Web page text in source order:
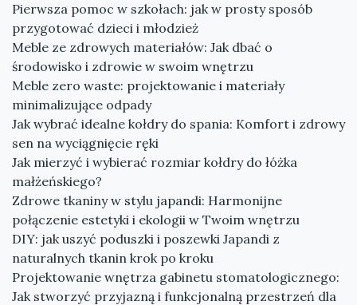
Pierwsza pomoc w szkołach: jak w prosty sposób
przygotować dzieci i młodzież
Meble ze zdrowych materiałów: Jak dbać o
środowisko i zdrowie w swoim wnętrzu
Meble zero waste: projektowanie i materiały
minimalizujące odpady
Jak wybrać idealne kołdry do spania: Komfort i zdrowy
sen na wyciągnięcie ręki
Jak mierzyć i wybierać rozmiar kołdry do łóżka
małżeńskiego?
Zdrowe tkaniny w stylu japandi: Harmonijne
połączenie estetyki i ekologii w Twoim wnętrzu
DIY: jak uszyć poduszki i poszewki Japandi z
naturalnych tkanin krok po kroku
Projektowanie wnętrza gabinetu stomatologicznego:
Jak stworzyć przyjazną i funkcjonalną przestrzeń dla